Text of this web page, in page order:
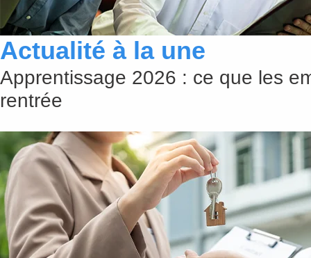
Actualité à la une
Apprentissage 2026 : ce que les
rentrée